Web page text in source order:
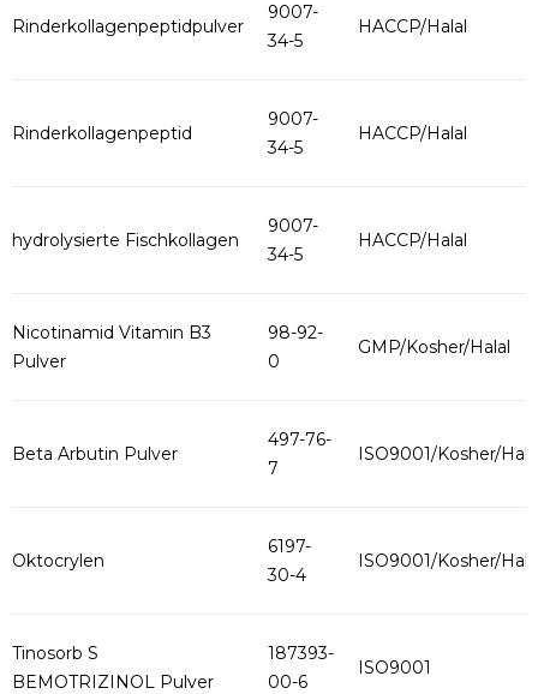
Rinderkollagenpeptidpulver
9007-
34-5
HACCP/Halal
Rinderkollagenpeptid
9007-
34-5
HACCP/Halal
hydrolysierte Fischkollagen
9007-
34-5
HACCP/Halal
Nicotinamid Vitamin B3
Pulver
98-92-
0
GMP/Kosher/Halal
Beta Arbutin Pulver
497-76-
7
ISO9001/Kosher/
Oktocrylen
6197-
30-4
ISO9001/Kosher/
Tinosorb S
BEMOTRIZINOL Pulver
187393-
00-6
ISO9001